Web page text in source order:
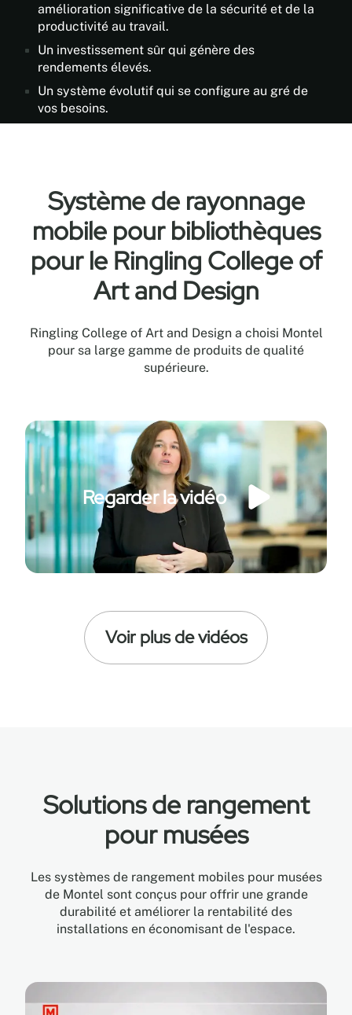
amélioration significative de la sécurité et de la
productivité au travail.
Un investissement sûr qui génère des
rendements élevés.
Un système évolutif qui se configure au gré de
vos besoins.
Système de rayonnage
mobile pour bibliothèques
pour le Ringling College of
Art and Design
Ringling College of Art and Design a choisi Montel
pour sa large gamme de produits de qualité
supérieure.
Regarder la vidéo
Voir plus de vidéos
Solutions de rangement
pour musées
Les systèmes de rangement mobiles pour musées
de Montel sont conçus pour offrir une grande
durabilité et améliorer la rentabilité des
installations en économisant de l'espace.